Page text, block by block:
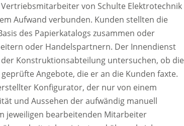
von Schulte Elektrotechnik
Aufwand verbunden. Kunden stellten die
des Papierkatalogs zusammen oder
oder Handelspartnern. Der Innendienst
Konstruktionsabteilung untersuchen, ob die
Angebote, die er an die Kunden faxte.
Konfigurator, der nur von einem
und Aussehen der aufwändig manuell
jeweiligen bearbeitenden Mitarbeiter